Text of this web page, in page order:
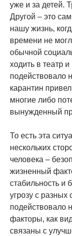
уже и за детей.
Другой – это
нашу жизнь,
времени не
обычной
ходить в театр
подействовало
карантин
многие либо
вынужденный
То есть эта
нескольких
человека –
жизненный
стабильность и
угрозу с разных
подействовало
факторы, как
связаны с